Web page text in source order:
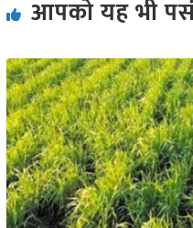
आपको यह भी